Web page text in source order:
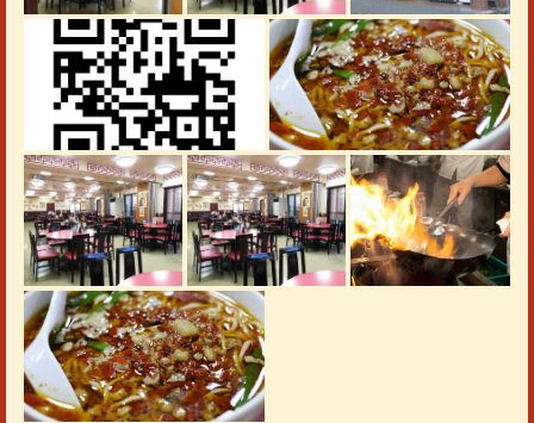
愛知県名古屋市中区大須３丁目6-3
https://misenyaba.owst.jp/gallery
お店情報をコピー
閉じる